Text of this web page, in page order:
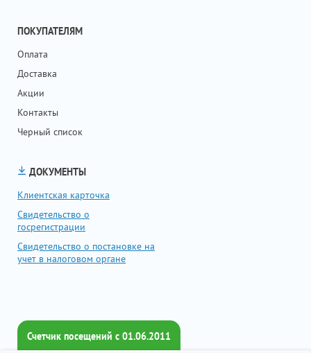
ПОКУПАТЕЛЯМ
Оплата
Доставка
Акции
Контакты
Черный список
ДОКУМЕНТЫ
Клиентская карточка
Свидетельство о
госрегистрации
Свидетельство о постановке на
учет в налоговом органе
Счетчик посещений c 01.06.2011